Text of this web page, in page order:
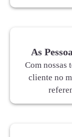
As
Com nossas
cliente no